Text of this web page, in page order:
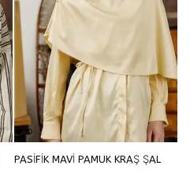
PASİFİK MAVİ PAMUK KRAŞ ŞAL